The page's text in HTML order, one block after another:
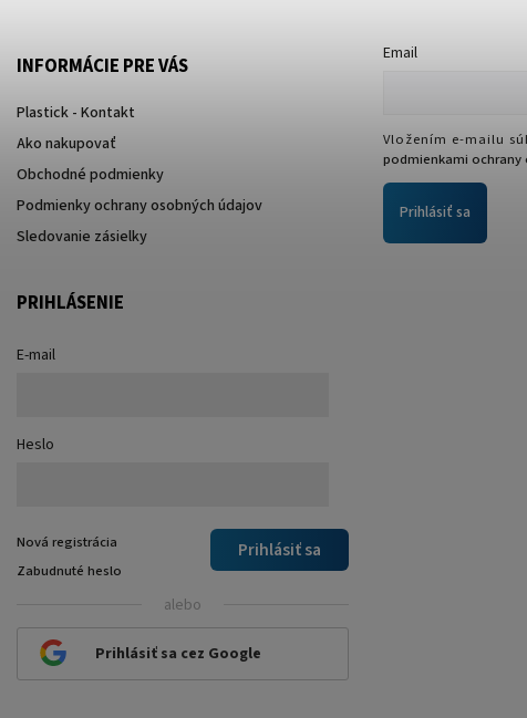
INFORMÁCIE PRE VÁS
Plastick - Kontakt
Ako nakupovať
Obchodné podmienky
Podmienky ochrany osobných údajov
Sledovanie zásielky
Email
Vložením e-mailu
podmienkami ochrany
Prihlásiť sa
PRIHLÁSENIE
E-mail
Heslo
Prihlásiť sa
Nová registrácia
Zabudnuté heslo
alebo
Prihlásiť sa cez Google